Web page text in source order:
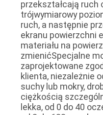
przekształcają ruch
trójwymiarowy
ruch, a następnie
ekranu powierzchni
materiału na
zmienićSpecjalne
zaprojektowane
klienta, niezależnie
suchy lub mokry,
ciężkością
lekka, od 0 do 40